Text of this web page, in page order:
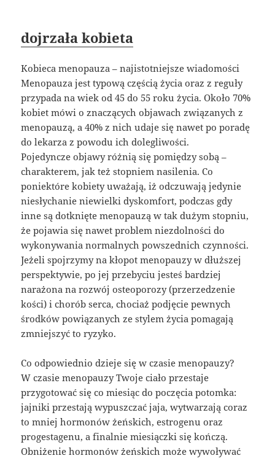
dojrzała kobieta
Kobieca menopauza – najistotniejsze wiadomości
Menopauza jest typową częścią życia oraz z reguły
przypada na wiek od 45 do 55 roku życia. Około 70%
kobiet mówi o znaczących objawach związanych z
menopauzą, a 40% z nich udaje się nawet po poradę
do lekarza z powodu ich dolegliwości.
Pojedyncze objawy różnią się pomiędzy sobą –
charakterem, jak też stopniem nasilenia. Co
poniektóre kobiety uważają, iż odczuwają jedynie
niesłychanie niewielki dyskomfort, podczas gdy
inne są dotknięte menopauzą w tak dużym stopniu,
że pojawia się nawet problem niezdolności do
wykonywania normalnych powszednich czynności.
Jeżeli spojrzymy na kłopot menopauzy w dłuższej
perspektywie, po jej przebyciu jesteś bardziej
narażona na rozwój osteoporozy (przerzedzenie
kości) i chorób serca, chociaż podjęcie pewnych
środków powiązanych ze stylem życia pomagają
zmniejszyć to ryzyko.
Co odpowiednio dzieje się w czasie menopauzy?
W czasie menopauzy Twoje ciało przestaje
przygotować się co miesiąc do poczęcia potomka:
jajniki przestają wypuszczać jaja, wytwarzają coraz
to mniej hormonów żeńskich, estrogenu oraz
progestagenu, a finalnie miesiączki się kończą.
Obniżenie hormonów żeńskich może wywoływać